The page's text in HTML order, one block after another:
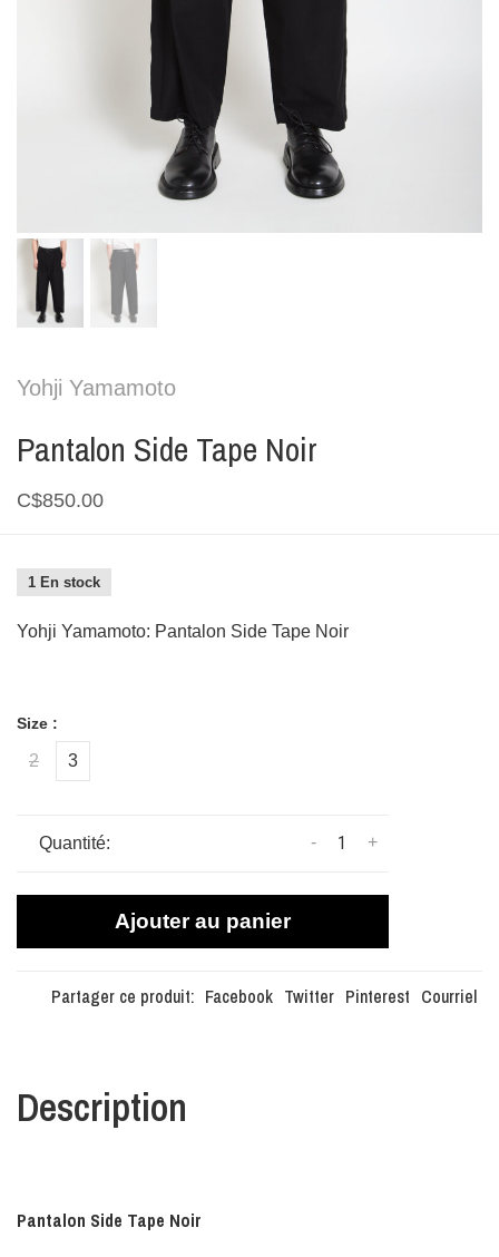
Yohji Yamamoto
Pantalon Side Tape Noir
C$850.00
1 En stock
Yohji Yamamoto: Pantalon Side Tape Noir
Size :
2 3
Quantité: +
-
Ajouter au panier
Partager ce produit: Facebook Twitter Pinterest Courriel
Description
Pantalon Side Tape Noir